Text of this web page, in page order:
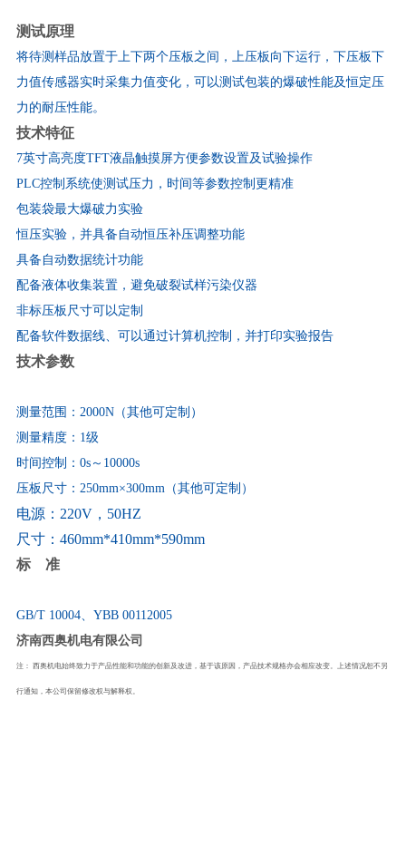
测试原理
将待测样品放置于上下两个压板之间，上压板向下运行，下压板下
力值传感器实时采集力值变化，可以测试包装的爆破性能及恒定压
力的耐压性能。
技术特征
7英寸高亮度TFT液晶触摸屏方便参数设置及试验操作
PLC控制系统使测试压力，时间等参数控制更精准
包装袋最大爆破力实验
恒压实验，并具备自动恒压补压调整功能
具备自动数据统计功能
配备液体收集装置，避免破裂试样污染仪器
非标压板尺寸可以定制
配备软件数据线、可以通过计算机控制，并打印实验报告
技术参数
测量范围： 2000N（其他可定制）
测量精度： 1级
时间控制： 0s～ 10000s
压板尺寸： 250mm×300mm （其他可定制）
电源： 220V， 50HZ
尺寸： 460mm*410mm*590mm
标
准
GB/T 10004、 YBB 00112005
济南西奥机电有限公司
注： 西奥机电始终致力于产品性能和功能的创新及改进，基于该原因，产品技术规格亦会相应改变。上述情况恕不另
行通知，本公司保留修改权与解释权。